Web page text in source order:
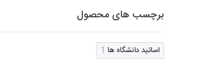
برچسب های محصول
اساتید دانشگاه ها 1